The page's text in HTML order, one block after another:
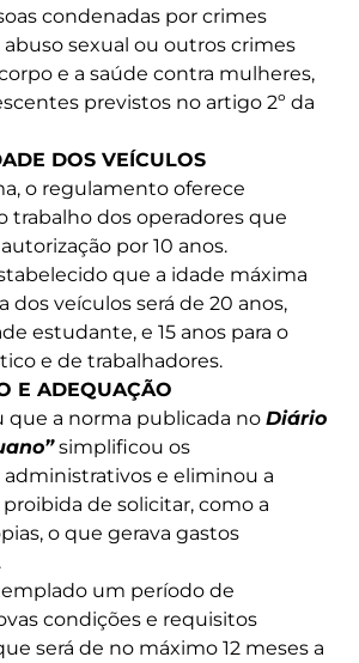
condenadas por crimes
abuso sexual ou outros crimes
e a saúde contra mulheres,
previstos no artigo 2º da
DOS VEÍCULOS
o regulamento oferece
trabalho dos operadores que
por 10 anos.
que a idade máxima
dos veículos será de 20 anos,
estudante, e 15 anos para o
e de trabalhadores.
E ADEQUAÇÃO
que a norma publicada no Diário
simplificou os
e eliminou a
de solicitar, como a
o que gerava gastos
um período de
condições e requisitos
será de no máximo 12 meses a